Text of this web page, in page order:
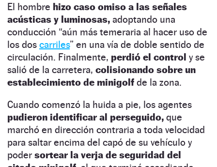
El hombre hizo caso omiso a las señales
acústicas y luminosas, adoptando una
conducción “aún más temeraria al hacer uso de
los dos carriles” en una vía de doble sentido de
circulación. Finalmente, perdió el control y se
salió de la carretera, colisionando sobre un
establecimiento de minigolf de la zona.
Cuando comenzó la huida a pie, los agentes
pudieron identificar al perseguido, que
marchó en dirección contraria a toda velocidad
para saltar encima del capó de su vehículo y
poder sortear la verja de seguridad del